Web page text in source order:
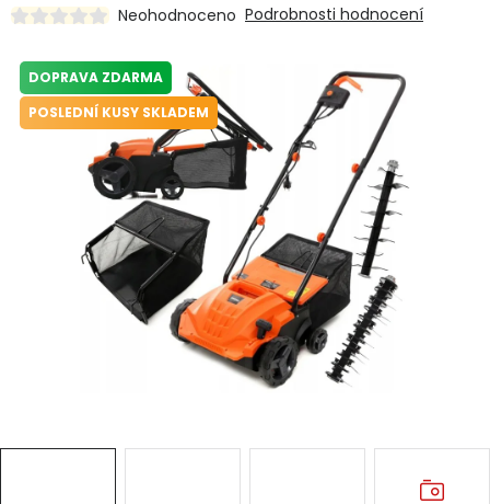
Domácnost
Dětská hřiště
Autodoplňky
Vánoce
Ochranné pomůcky
Výprodej
Neohodnoceno Podrobnosti hodnocení
DOPRAVA ZDARMA
POSLEDNÍ KUSY SKLADEM